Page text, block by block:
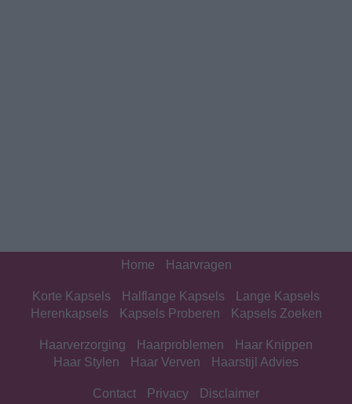
Home Haarvragen
Korte Kapsels Halflange Kapsels
Lange Kapsels
Herenkapsels
Kapsels Proberen Kapsels Zoeken
Haarverzorging Haarproblemen
Haar Knippen
Haar Stylen
Haar Verven Haarstijl Advies
Contact Privacy Disclaimer